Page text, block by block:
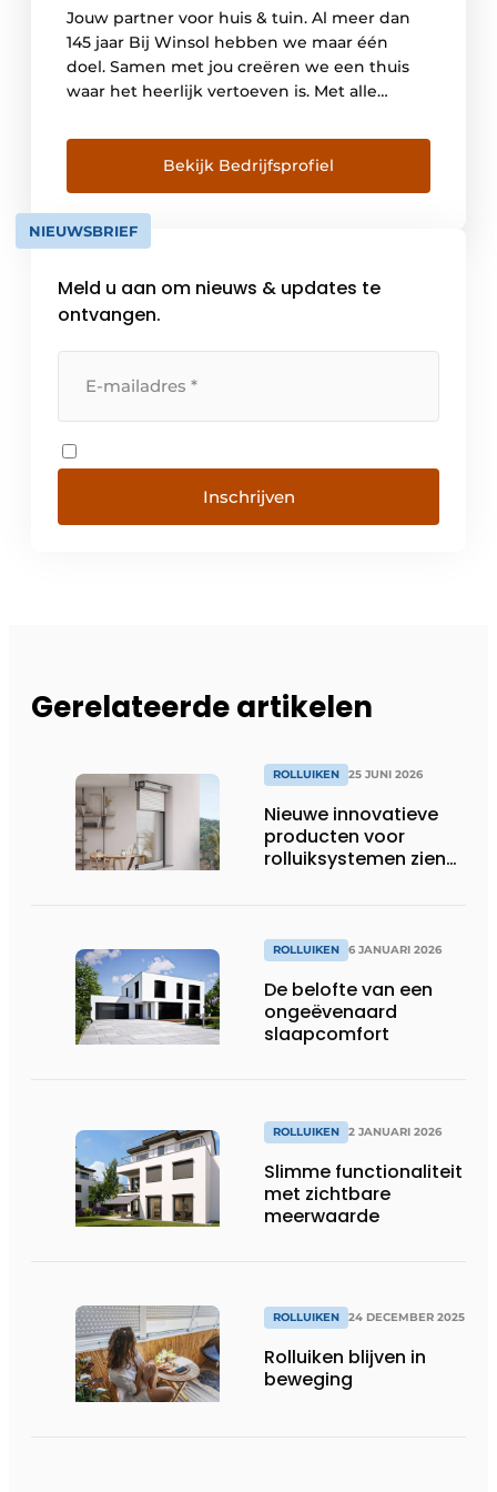
Jouw partner voor huis & tuin. Al meer dan
145 jaar Bij Winsol hebben we maar één
doel. Samen met jou creëren we een thuis
waar het heerlijk vertoeven is. Met alle
hebt, binnen en buiten. Jouw woongeluk
staat op nr. 1. Dat doen we via innovatieve
producten, ervaren vakmensen en een
serviceverhaal waarop je […]
Bekijk Bedrijfsprofiel
NIEUWSBRIEF
Meld u aan om nieuws & updates te
ontvangen.
Inschrijven
Gerelateerde artikelen
ROLLUIKEN 25 JUNI 2026
Nieuwe innovatieve
producten voor
rolluiksystemen zien
ROLLUIKEN 6 JANUARI 2026
De belofte van een
ongeëvenaard
slaapcomfort
ROLLUIKEN 2 JANUARI 2026
Slimme functionaliteit
met zichtbare
meerwaarde
ROLLUIKEN 24 DECEMBER 2025
Rolluiken blijven in
beweging